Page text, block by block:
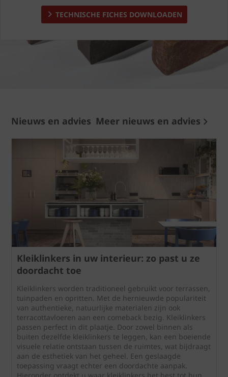
TECHNISCHE FICHES DOWNLOADEN
Nieuws en advies Meer nieuws en advies
Kleiklinkers in uw interieur: zo past u ze
doordacht toe
Kleiklinkers worden traditioneel gebruikt voor terrassen,
tuinpaden en opritten. Met de hernieuwde populariteit
van authentieke, natuurlijke materialen zijn ook
terracottavloeren aan een comeback bezig. Kleiklinkers
passen perfect in dit plaatje. Door zowel binnen als
buiten dezelfde kleiklinkers te leggen, kan een boeiende
visuele relatie ontstaan tussen de ruimtes, wat bijdraagt
aan de esthetiek van het geheel. Een geslaagde
toepassing vraagt echter een doordachte aanpak.